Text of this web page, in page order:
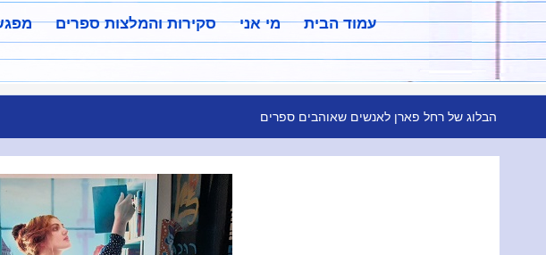
סקירות והמלצות ספרים מי אני עמוד הבית
הבלוג של רחל פארן לאנשים שאוהבים ספרים